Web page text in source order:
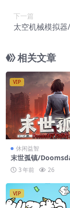
下一篇
太空机械模拟
相关文章
VIP
休闲益智
末世孤镇/
town3 年前 26
VIP